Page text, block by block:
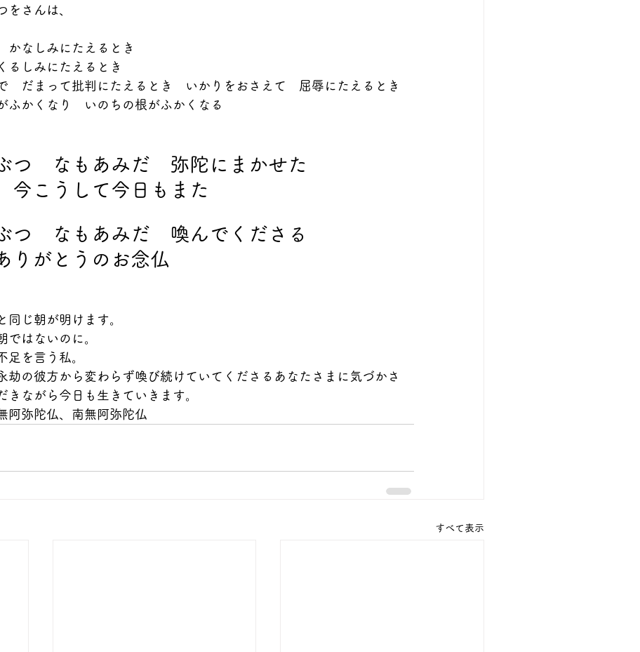
をさんは、
かなしみにたえるとき
るしみにたえるとき
　だまって批判にたえるとき　いかりをおさえて　屈辱にたえるとき
ふかくなり　いのちの根がふかくなる
つ　なもあみだ　弥陀にまかせた
今こうして今日もまた
つ　なもあみだ　喚んでくださる
りがとうのお念仏
同じ朝が明けます。
ではないのに。
足を言う私。
劫の彼方から変わらず喚び続けていてくださるあなたさまに気づかさ
きながら今日も生きていきます。
阿弥陀仏、南無阿弥陀仏
すべて表示